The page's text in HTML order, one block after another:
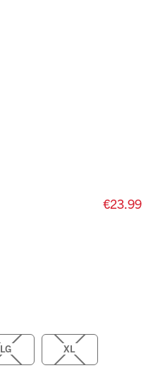
€23.99
LG XL